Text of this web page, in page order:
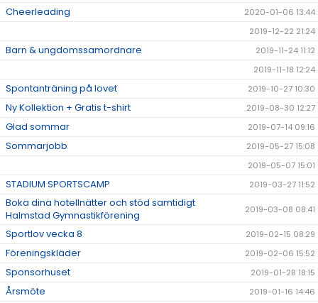
Cheerleading
2020-01-06 13:44
2019-12-22 21:24
Barn & ungdomssamordnare
2019-11-24 11:12
2019-11-18 12:24
Spontanträning på lovet 2019-10-27 10:30
Ny Kollektion + Gratis t-shirt 2019-08-30 12:27
Glad sommar 2019-07-14 09:16
Sommarjobb
2019-05-27 15:08
2019-05-07 15:01
STADIUM SPORTSCAMP 2019-03-27 11:52
Boka dina hotellnätter och stöd samtidigt
Halmstad Gymnastikförening
2019-03-08 08:41
Sportlov vecka 8 2019-02-15 08:29
Föreningskläder 2019-02-06 15:52
Sponsorhuset 2019-01-28 18:15
Årsmöte 2019-01-16 14:46